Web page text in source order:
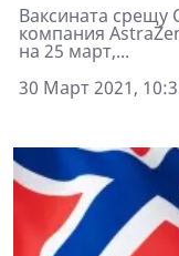
Ваксината срещу
компания
на 25 март,...
30 Март 2021,